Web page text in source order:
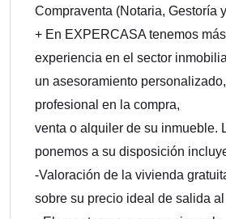
Compraventa (Notaria, Gestoría
+ En EXPERCASA tenemos
experiencia en el sector
un asesoramiento
profesional en la compra,
venta o alquiler de su inmueble.
ponemos a su disposición
-Valoración de la vivienda
sobre su precio ideal de salida